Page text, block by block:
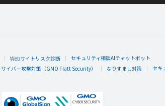
Webサイトリスク診断
セキュリティ相談AIチャットボット
サイバー攻撃対策（GMO Flatt Security） なりすまし対策 セキ